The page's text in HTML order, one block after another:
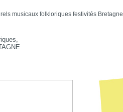
musicaux folkloriques festivités Bretagne